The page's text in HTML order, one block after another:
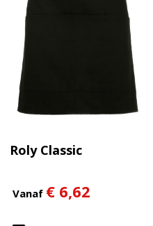
Roly Classic
Vanaf € 6,62